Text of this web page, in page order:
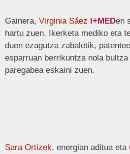
Gainera, Virginia Sáez I+MEDen
hartu zuen. Ikerketa mediko eta
duen ezagutza zabaletik,
esparruan berrikuntza nola
paregabea eskaini zuen.
Sara Ortizek, energian aditua eta